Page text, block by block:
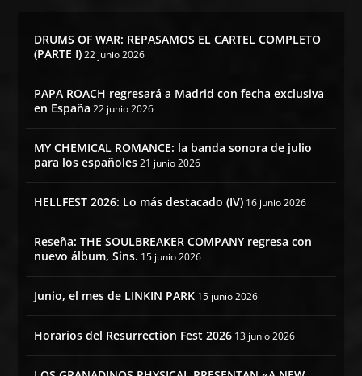
DRUMS OF WAR: REPASAMOS EL CARTEL COMPLETO
(PARTE I) 22 junio 2026
PAPA ROACH regresará a Madrid con fecha exclusiva
en España 22 junio 2026
MY CHEMICAL ROMANCE: la banda sonora de julio
para los españoles 21 junio 2026
HELLFEST 2026: Lo más destacado (IV) 16 junio 2026
Reseña: THE SOULBREAKER COMPANY regresa con
nuevo álbum, Sins. 15 junio 2026
Junio, el mes de LINKIN PARK 15 junio 2026
Horarios del Resurrection Fest 2026 13 junio 2026